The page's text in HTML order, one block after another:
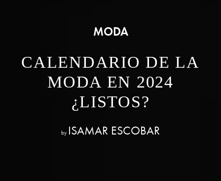
MODA
CALENDARIO DE LA
MODA EN 2024
¿LISTOS?
by ISAMAR ESCOBAR